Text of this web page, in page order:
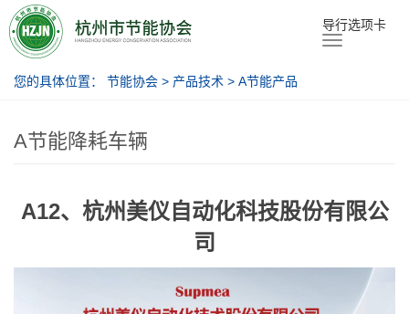
节能协会 导行选项卡
您的具体位置： 节能协会 > 产品技术 > A节能产品
A节能降耗车辆
A12、杭州美仪自动化科技股份有限公
司